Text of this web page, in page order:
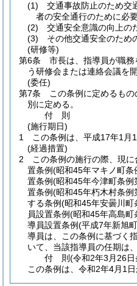
(1)
交通事故防止のため交
者の安全通行のために必
(2)
交通安全意識の向上の
(3)
その他交通安全のため
(研修等)
第6条
市長は、指導員が職
う研修会または連絡会議を
(委任)
第7条
この条例に定めるも
別に定める。
付 則
(施行期日)
1
この条例は、平成17年1月
(経過措置)
2
この条例の施行の際、現
置条例(昭和45年マキノ町条
置条例(昭和45年今津町条例
置条例(昭和45年朽木村条例
する条例(昭和45年安曇川町
員設置条例(昭和45年高島町
導員設置条例(平成7年新旭
導員は、この条例に基づく
いて、当該指導員の任期は
付 則(令和2年3月26日
この条例は、令和2年4月1日